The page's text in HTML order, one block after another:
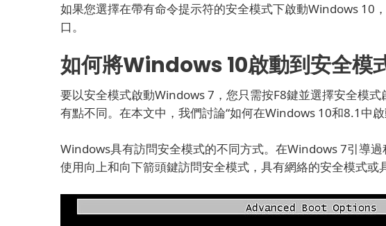
如果您選擇在帶有命令提示符的安全模式下啟動Windows 10
口。
如何將Windows 10啟動到安全模
要以安全模式啟動Windows 7，您只需按F8鍵並選擇安全模式
有點不同。 在本文中，我們討論“如何在Windows 10和8.1中啟
Windows具有訪問安全模式的不同方式。 在Windows 7引導過
使用向上和向下箭頭鍵訪問安全模式，具有網絡的安全模式或